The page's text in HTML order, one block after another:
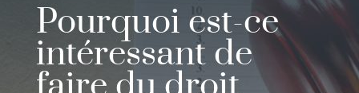
Pourquoi est-ce
intéressant de